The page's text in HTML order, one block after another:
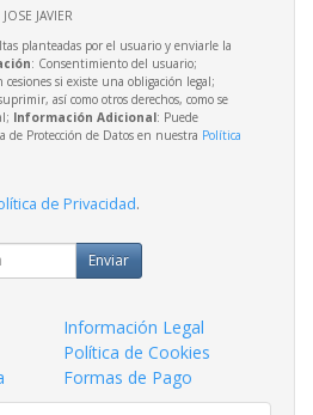
JAVIER
planteadas por el usuario y enviarle la
: Consentimiento del usuario;
cesiones si existe una obligación legal;
así como otros derechos, como se
Información Adicional: Puede
de Protección de Datos en nuestra Política
de Privacidad.
Enviar
Información Legal
Política de Cookies
Formas de Pago